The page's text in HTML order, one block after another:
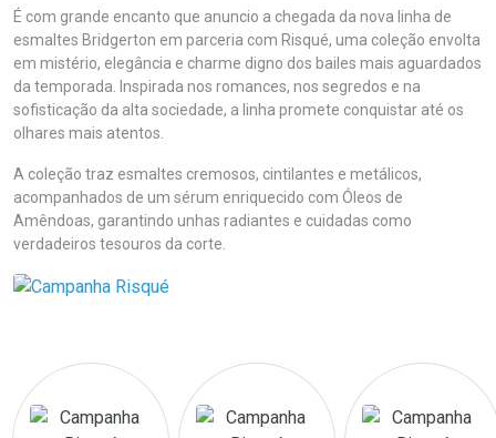
É com grande encanto que anuncio a chegada da nova linha de
esmaltes Bridgerton em parceria com Risqué, uma coleção envolta
em mistério, elegância e charme digno dos bailes mais aguardados
da temporada. Inspirada nos romances, nos segredos e na
sofisticação da alta sociedade, a linha promete conquistar até os
olhares mais atentos.
A coleção traz esmaltes cremosos, cintilantes e metálicos,
acompanhados de um sérum enriquecido com Óleos de
Amêndoas, garantindo unhas radiantes e cuidadas como
verdadeiros tesouros da corte.